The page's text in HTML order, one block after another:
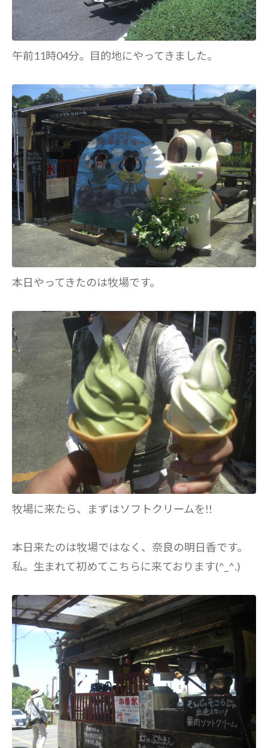
午前11時04分。目的地にやってきました。
本日やってきたのは牧場です。
牧場に来たら、まずはソフトクリームを!!
本日来たのは牧場ではなく、奈良の明日香です。
私。生まれて初めてこちらに来ております(^_^.)